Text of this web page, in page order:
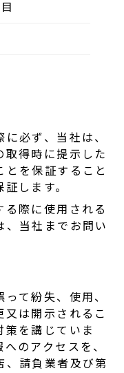
必ず、当社は、
取得時に提示した
とを保証すること
します。
際に使用される
、当社までお問い
て紛失、使用、
は開示されるこ
策を講じていま
のアクセスを、
、請負業者及び第